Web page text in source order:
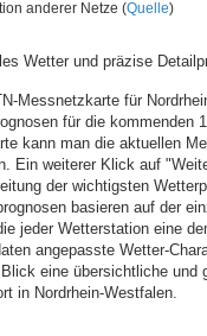
anderer Netze (Quelle)
Wetter und präzise
Messnetzkarte für
für die kommenden
kann man die aktuellen
Ein weiterer Klick auf
der wichtigsten
basieren auf der
jeder Wetterstation eine
angepasste Wetter-
eine übersichtliche und
in Nordrhein-Westfalen.